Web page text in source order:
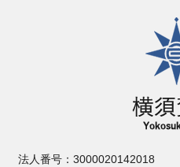
横須賀市
法人番号：3000020142018